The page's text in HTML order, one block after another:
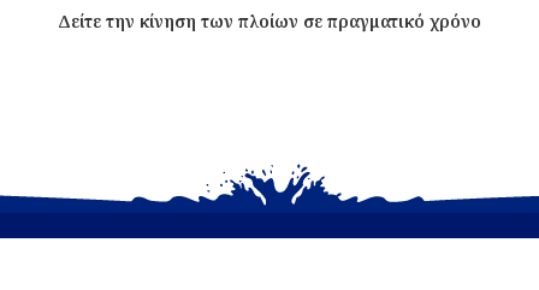
Δείτε την κίνηση των πλοίων σε πραγματικό χρόνο